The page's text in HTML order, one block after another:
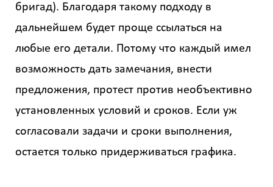
бригад). Благодаря такому подходу в
дальнейшем будет проще ссылаться на
любые его детали. Потому что каждый имел
возможность дать замечания, внести
предложения, протест против необъективно
установленных условий и сроков. Если уж
согласовали задачи и сроки выполнения,
остается только придерживаться графика.